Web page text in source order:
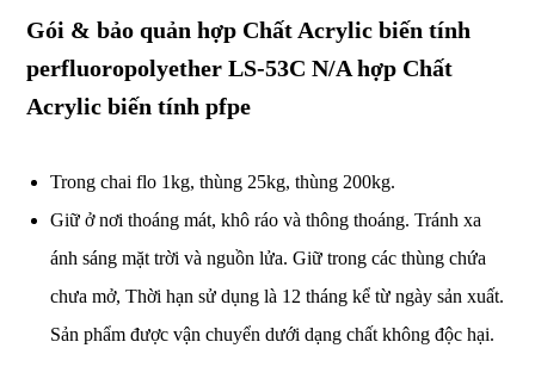
Gói & bảo quản hợp Chất Acrylic biến tính
perfluoropolyether LS-53C N/A hợp Chất
Acrylic biến tính pfpe
Trong chai flo 1kg, thùng 25kg, thùng 200kg.
Giữ ở nơi thoáng mát, khô ráo và thông thoáng. Tránh xa
ánh sáng mặt trời và nguồn lửa. Giữ trong các thùng chứa
chưa mở, Thời hạn sử dụng là 12 tháng kể từ ngày sản xuất.
Sản phẩm được vận chuyển dưới dạng chất không độc hại.